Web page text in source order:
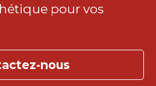
pour vos
nous